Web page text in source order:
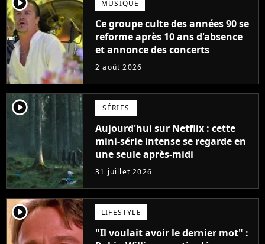
MUSIQUE
Ce groupe culte des années 90 se
reforme après 10 ans d'absence
et annonce des concerts
2 août 2026
player2 SÉRIES
Aujourd'hui sur Netflix : cette
mini-série intense se regarde en
une seule après-midi
31 juillet 2026
player2 LIFESTYLE
"Il voulait avoir le dernier mot" :